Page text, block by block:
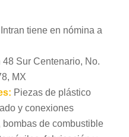
Intran tiene en nómina a
Sur Centenario, No.
MX
Piezas de plástico
y conexiones
de combustible